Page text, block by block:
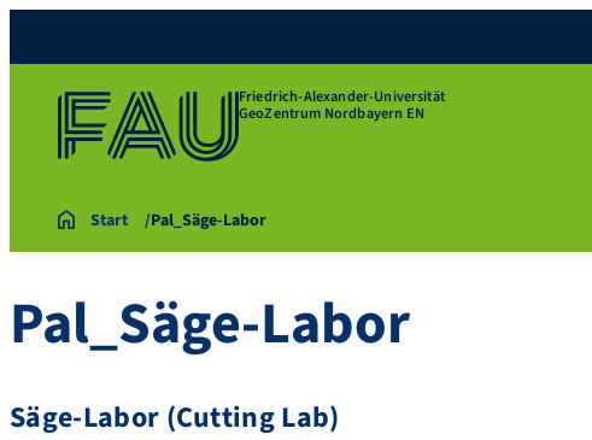
Friedrich-Alexander-Universität
GeoZentrum Nordbayern EN
Start Pal_Säge-Labor
Pal_Säge-Labor
Säge-Labor (Cutting Lab)